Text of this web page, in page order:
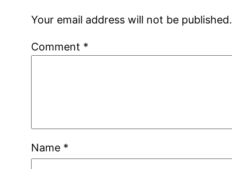
Your email address will not be published.
Comment *
Name *